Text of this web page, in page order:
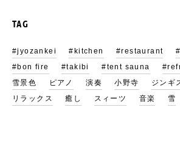
TAG
#jyozankei #kitchen #restaurant
#bon fire
#takibi #tent sauna
雪景色
ピアノ 演奏 小野寺
ジンギ
リラックス
癒し スィーツ 音楽 雪